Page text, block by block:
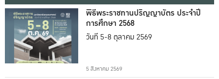
พิธีพระราชทานปริญญาบัตร ประจำปี
การศึกษา 2568
วันที่ 5-8 ตุลาคม 2569
5 สิงหาคม 2569